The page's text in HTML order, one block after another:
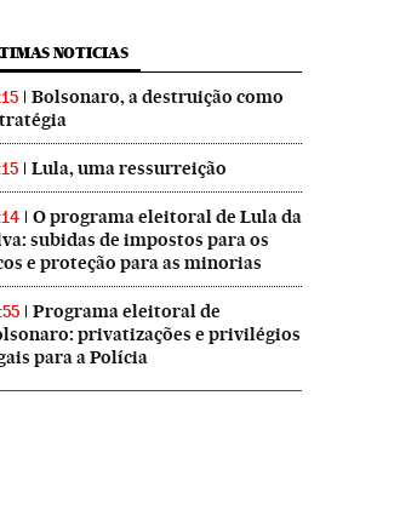
NOTICIAS
Bolsonaro, a destruição como
Lula, uma ressurreição
O programa eleitoral de Lula da
subidas de impostos para os
e proteção para as minorias
Programa eleitoral de
privatizações e privilégios
para a Polícia